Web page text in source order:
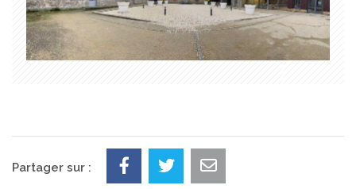
Partager sur :